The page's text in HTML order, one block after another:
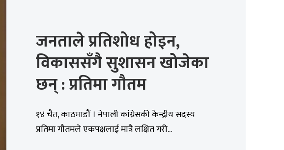
जनताले प्रतिशोध होइन,
विकाससँगै सुशासन खोजेका
छन् : प्रतिमा गौतम
१४ चैत, काठमाडौं । नेपाली कांग्रेसकी केन्द्रीय सदस्य
प्रतिमा गौतमले एकपक्षलाई मात्रै लक्षित गरी...